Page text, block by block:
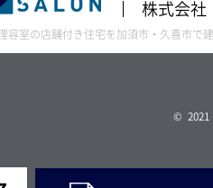
株式会
容室の店舗付き住宅を加須市・久喜市で
© 2021